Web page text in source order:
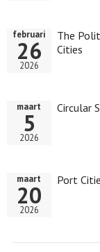
The
Cities
februari
26
2026
Circular
maart
5
2026
Port
maart
20
2026